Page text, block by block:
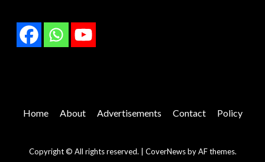
Home About Advertisements Contact Policy
Copyright © All rights reserved. CoverNewsby AF themes.